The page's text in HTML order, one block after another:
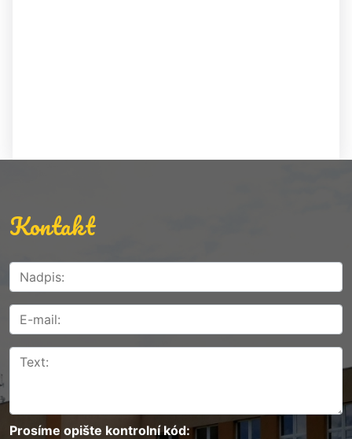
Kontakt
Prosíme opište kontrolní kód: